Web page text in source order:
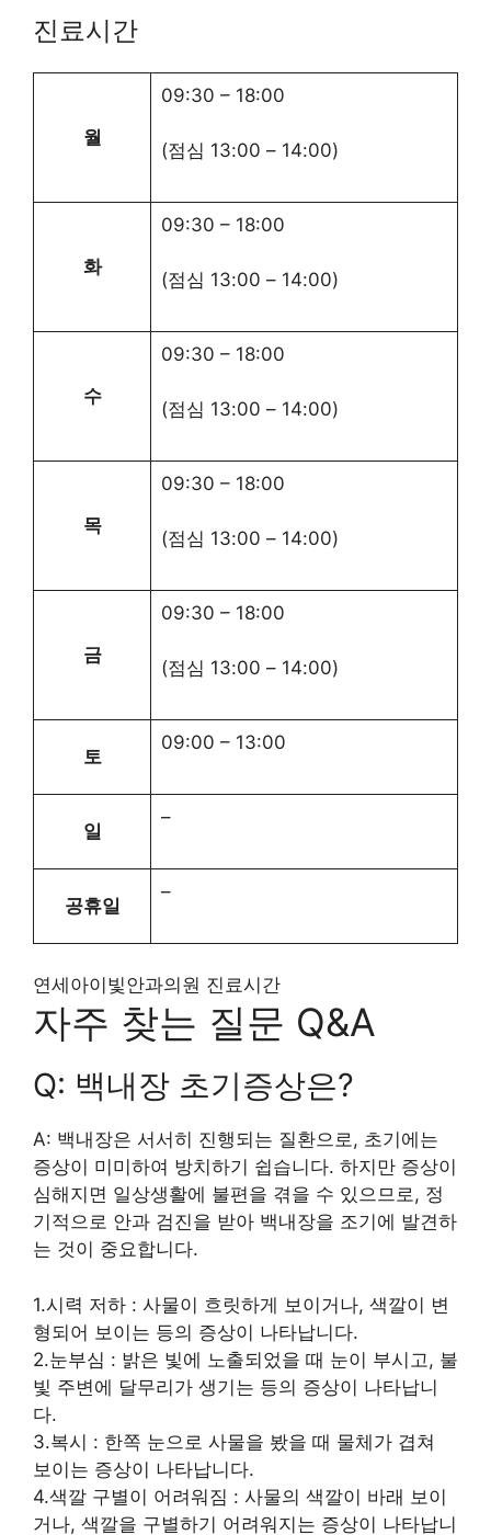
진료시간
월
09:30 – 18:00
(점심 13:00 – 14:00)
화
09:30 – 18:00
(점심 13:00 – 14:00)
수
09:30 – 18:00
(점심 13:00 – 14:00)
목
09:30 – 18:00
(점심 13:00 – 14:00)
금
09:30 – 18:00
(점심 13:00 – 14:00)
토
09:00 – 13:00
일
–
공휴일
–
연세아이빛안과의원 진료시간
자주 찾는 질문 Q&A
Q: 백내장 초기증상은?
A: 백내장은 서서히 진행되는 질환으로, 초기에는
증상이 미미하여 방치하기 쉽습니다. 하지만 증상이
심해지면 일상생활에 불편을 겪을 수 있으므로, 정
기적으로 안과 검진을 받아 백내장을 조기에 발견하
는 것이 중요합니다.
1.시력 저하 : 사물이 흐릿하게 보이거나, 색깔이 변
형되어 보이는 등의 증상이 나타납니다.
2.눈부심 : 밝은 빛에 노출되었을 때 눈이 부시고, 불
빛 주변에 달무리가 생기는 등의 증상이 나타납니
다.
3.복시 : 한쪽 눈으로 사물을 봤을 때 물체가 겹쳐
보이는 증상이 나타납니다.
4.색깔 구별이 어려워짐 : 사물의 색깔이 바래 보이
거나, 색깔을 구별하기 어려워지는 증상이 나타납니